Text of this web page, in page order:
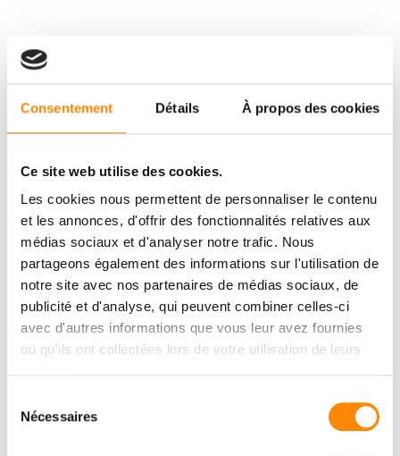
Consentement Détails À propos des cookies
Ce site web utilise des cookies.
Les cookies nous permettent de personnaliser le contenu
et les annonces, d'offrir des fonctionnalités relatives aux
médias sociaux et d'analyser notre trafic. Nous
partageons également des informations sur l'utilisation de
notre site avec nos partenaires de médias sociaux, de
publicité et d'analyse, qui peuvent combiner celles-ci
avec d'autres informations que vous leur avez fournies
ou qu'ils ont collectées lors de votre utilisation de leurs
Nécessaires
SCARICARE ILCENTRO